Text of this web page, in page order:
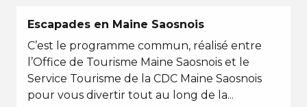
Escapades en Maine Saosnois
C’est le programme commun, réalisé entre
l’Office de Tourisme Maine Saosnois et le
Service Tourisme de la CDC Maine Saosnois
pour vous divertir tout au long de la...